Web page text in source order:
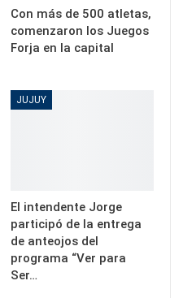
Con más de 500 atletas,
comenzaron los Juegos
Forja en la capital
JUJUY
El intendente Jorge
participó de la entrega
de anteojos del
programa “Ver para
Ser…